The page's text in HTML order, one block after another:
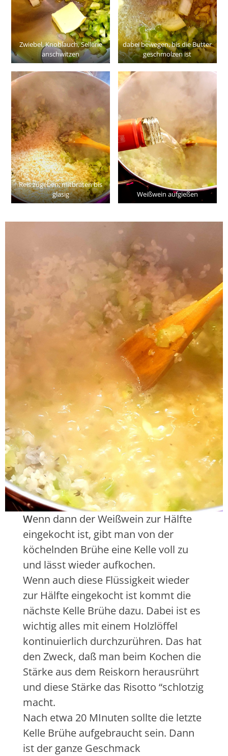
Zwiebel, Knoblauch, Sellerie
anschwitzen
dabei bewegen, bis die Butter
geschmolzen ist
Reis zugeben, mitbraten bis
glasig
Weißwein aufgießen
Wenn dann der Weißwein zur Hälfte
eingekocht ist, gibt man von der
köchelnden Brühe eine Kelle voll zu
und lässt wieder aufkochen.
Wenn auch diese Flüssigkeit wieder
zur Hälfte eingekocht ist kommt die
nächste Kelle Brühe dazu. Dabei ist es
wichtig alles mit einem Holzlöffel
kontinuierlich durchzurühren. Das hat
den Zweck, daß man beim Kochen die
Stärke aus dem Reiskorn herausrührt
und diese Stärke das Risotto “schlotzig
macht.
Nach etwa 20 MInuten sollte die letzte
Kelle Brühe aufgebraucht sein. Dann
ist der ganze Geschmack